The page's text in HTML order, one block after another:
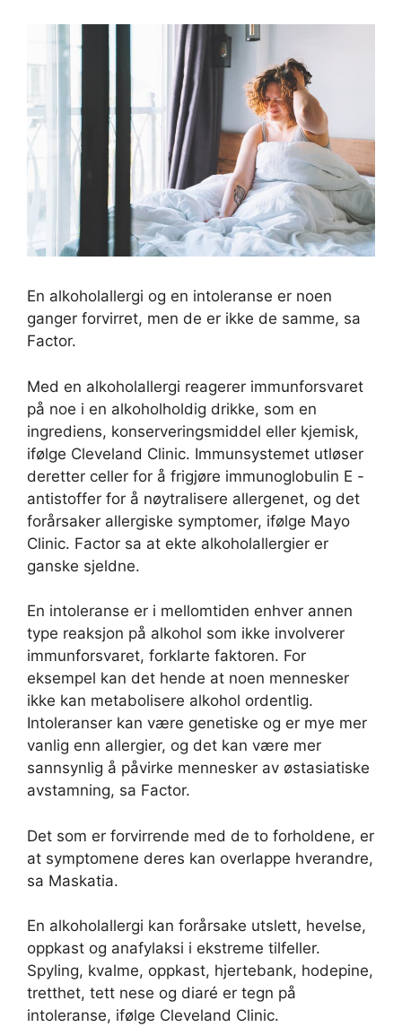
En alkoholallergi og en intoleranse er noen
ganger forvirret, men de er ikke de samme, sa
Factor.
Med en alkoholallergi reagerer immunforsvaret
på noe i en alkoholholdig drikke, som en
ingrediens, konserveringsmiddel eller kjemisk,
ifølge Cleveland Clinic. Immunsystemet utløser
deretter celler for å frigjøre immunoglobulin E -
antistoffer for å nøytralisere allergenet, og det
forårsaker allergiske symptomer, ifølge Mayo
Clinic. Factor sa at ekte alkoholallergier er
ganske sjeldne.
En intoleranse er i mellomtiden enhver annen
type reaksjon på alkohol som ikke involverer
immunforsvaret, forklarte faktoren. For
eksempel kan det hende at noen mennesker
ikke kan metabolisere alkohol ordentlig.
Intoleranser kan være genetiske og er mye mer
vanlig enn allergier, og det kan være mer
sannsynlig å påvirke mennesker av østasiatiske
avstamning, sa Factor.
Det som er forvirrende med de to forholdene, er
at symptomene deres kan overlappe hverandre,
sa Maskatia.
En alkoholallergi kan forårsake utslett, hevelse,
oppkast og anafylaksi i ekstreme tilfeller.
Spyling, kvalme, oppkast, hjertebank, hodepine,
tretthet, tett nese og diaré er tegn på
intoleranse, ifølge Cleveland Clinic.